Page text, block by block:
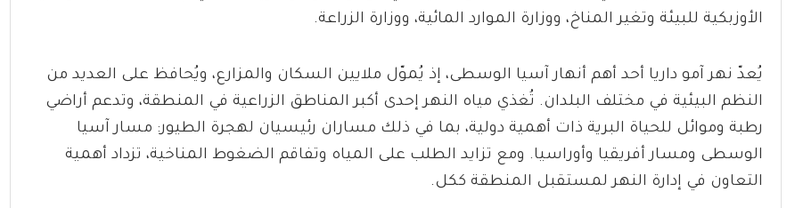
الأوزبكية للبيئة وتغير المناخ، ووزارة الموارد المائية، ووزارة الزراعة.
يُعدّ نهر آمو داريا أحد أهم أنهار آسيا الوسطى، إذ يُموّل ملايين السكان والمزارع، ويُحافظ على العديد من
النظم البيئية في مختلف البلدان. ​​تُغذي مياه النهر إحدى أكبر المناطق الزراعية في المنطقة، وتدعم أراضي
رطبة وموائل للحياة البرية ذات أهمية دولية، بما في ذلك مساران رئيسيان لهجرة الطيور: مسار آسيا
الوسطى ومسار أفريقيا وأوراسيا. ومع تزايد الطلب على المياه وتفاقم الضغوط المناخية، تزداد أهمية
التعاون في إدارة النهر لمستقبل المنطقة ككل.